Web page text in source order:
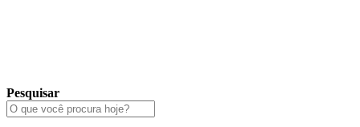
Pesquisar